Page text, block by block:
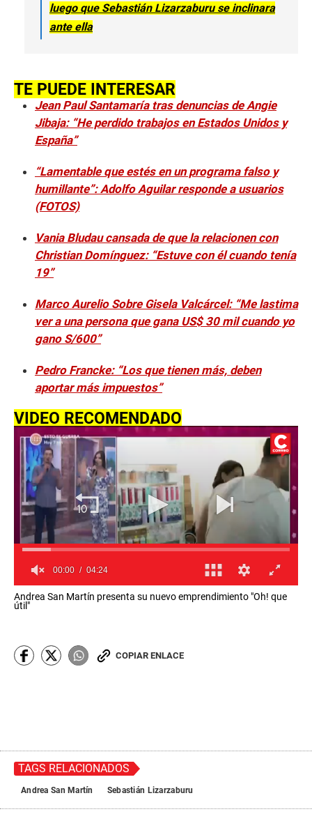
luego que Sebastián Lizarzaburu se inclinara
ante ella
TE PUEDE INTERESAR
Jean Paul Santamaría tras denuncias de Angie
Jibaja: “He perdido trabajos en Estados Unidos y
España”
“Lamentable que estés en un programa falso y
humillante”: Adolfo Aguilar responde a usuarios
(FOTOS)
Vania Bludau cansada de que la relacionen con
Christian Domínguez: “Estuve con él cuando tenía
19”
Marco Aurelio Sobre Gisela Valcárcel: “Me lastima
ver a una persona que gana US$ 30 mil cuando yo
gano S/600”
Pedro Francke: “Los que tienen más, deben
aportar más impuestos”
VIDEO RECOMENDADO
s
e
n
d
s
e
s
00:00 04:24
Andrea San Martín presenta su nuevo emprendimiento "Oh! que
útil"
COPIAR ENLACE
TAGS RELACIONADOS
Andrea San Martín Sebastián Lizarzaburu